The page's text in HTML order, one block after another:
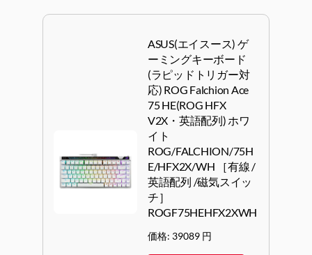
ASUS(エイスース) ゲ
ーミングキーボード
(ラピッドトリガー対
応) ROG Falchion Ace
75 HE(ROG HFX
V2X・英語配列) ホワ
イト
ROG/FALCHION/75H
E/HFX2X/WH ［有線 /
英語配列 /磁気スイッ
チ］
ROGF75HEHFX2XWH
価格: 39089 円